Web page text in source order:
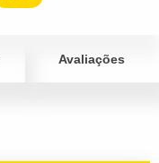
Avaliações